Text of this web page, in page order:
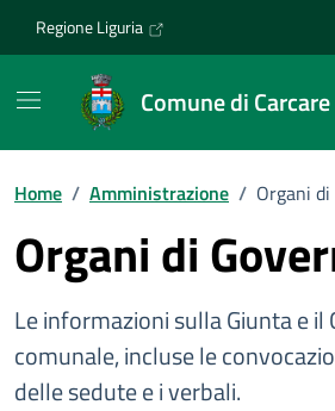
Regione Liguria
Comune di Carcare
Home / Amministrazione / Organi
Organi di
Le informazioni sulla Giunta e il
comunale, incluse le
delle sedute e i verbali.